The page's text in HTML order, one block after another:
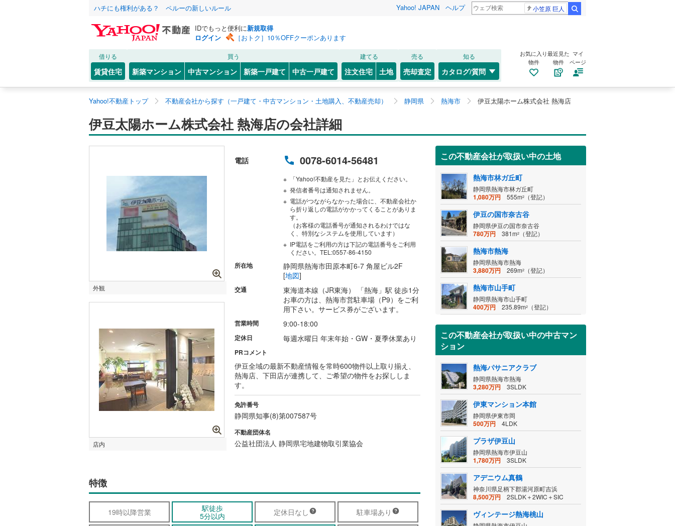
ハチにも権利がある？ ペルーの新しいルール Yahoo! JAPAN ヘルプ 小笠原 巨人
IDでもっと便利に新規取得
ログイン
［おトク］10％OFFクーポンあります
借りる
賃貸住宅
買う
新築マンション 中古マンション 新築一戸建て 中古一戸建て
建てる
注文住宅 土地
売る
売却査定
知る
カタログ/質問
お気に入り
物件
最近見た
物件
マイ
ページ
Yahoo!不動産トップ 不動産会社から探す（一戸建て・中古マンション・土地購入、不動産売却） 静岡県 熱海市 伊豆太陽ホーム株式会社 熱海店
伊豆太陽ホーム株式会社 熱海店の会社詳細
外観
店内
電話 0078-6014-56481
「Yahoo!不動産を見た」とお伝えください。
発信者番号は通知されません。
電話がつながらなかった場合に、不動産会社か
ら折り返しの電話がかかってくることがありま
す。
（お客様の電話番号が通知されるわけではな
く、特別なシステムを使用しています）
IP電話をご利用の方は下記の電話番号をご利用
ください。TEL:0557-86-4150
所在地
静岡県熱海市田原本町6-7 角屋ビル2F
[地図]
交通
東海道本線（JR東海） 「熱海」駅 徒歩1分
お車の方は、熱海市営駐車場（P9）をご利
用下さい。サービス券がございます。
営業時間 9:00-18:00
定休日 毎週水曜日 年末年始・GW・夏季休業あり
PRコメント
伊豆全域の最新不動産情報を常時600物件以上取り揃え、
熱海店、下田店が連携して、ご希望の物件をお探ししま
す。
免許番号
静岡県知事(8)第007587号
不動産団体名
公益社団法人 静岡県宅地建物取引業協会
特徴
19時以降営業
駅徒歩
5分以内
定休日なし
駐車場あり
この不動産会社が取扱い中の土地
熱海市林ガ丘町
静岡県熱海市林ガ丘町
1,080万円 555m2 （登記）
伊豆の国市奈古谷
静岡県伊豆の国市奈古谷
780万円 381m2 （登記）
熱海市熱海
静岡県熱海市熱海
3,880万円 269m2 （登記）
熱海市山手町
静岡県熱海市山手町
400万円 235.89m2 （登記）
この不動産会社が取扱い中の中古マン
ション
熱海パサニアクラブ
静岡県熱海市熱海
3,280万円 3SLDK
伊東マンション本館
静岡県伊東市岡
500万円 4LDK
プラザ伊豆山
静岡県熱海市伊豆山
1,780万円 3SLDK
アデニウム真鶴
神奈川県足柄下郡湯河原町吉浜
8,500万円 2SLDK＋2WIC＋SIC
ヴィンテージ熱海桃山